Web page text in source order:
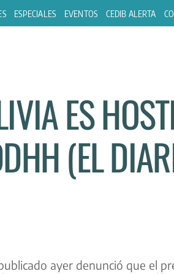
ESPECIALES EVENTOS CEDIB ALERTA
ES
(EL
ayer denunció que el